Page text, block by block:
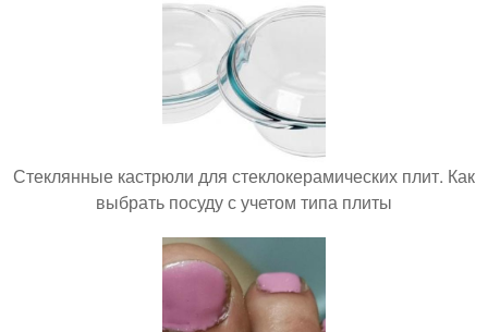
Стеклянные кастрюли для стеклокерамических плит. Как
выбрать посуду с учетом типа плиты